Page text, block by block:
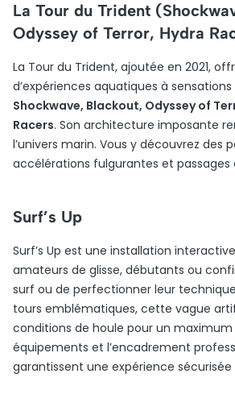
La Tour du Trident
Odyssey of Terror, Hydra
La Tour du Trident, ajoutée en 2021,
d’expériences aquatiques à
Shockwave, Blackout, Odyssey of
Racers. Son architecture imposante
l’univers marin. Vous y découvrez des
accélérations fulgurantes et passages
Surf’s Up
Surf’s Up est une installation
amateurs de glisse, débutants ou
surf ou de perfectionner leur
tours emblématiques, cette vague
conditions de houle pour un maximum
équipements et l’encadrement
garantissent une expérience sécurisée